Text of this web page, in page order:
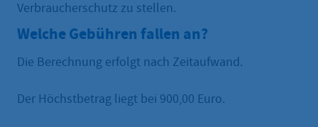
Verbraucherschutz zu stellen.
Welche Gebühren fallen an?
Die Berechnung erfolgt nach Zeitaufwand.
Der Höchstbetrag liegt bei 900,00 Euro.